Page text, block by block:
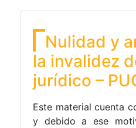
Nulidad y
la invalidez
jurídico –
Este material cuenta
y debido a ese